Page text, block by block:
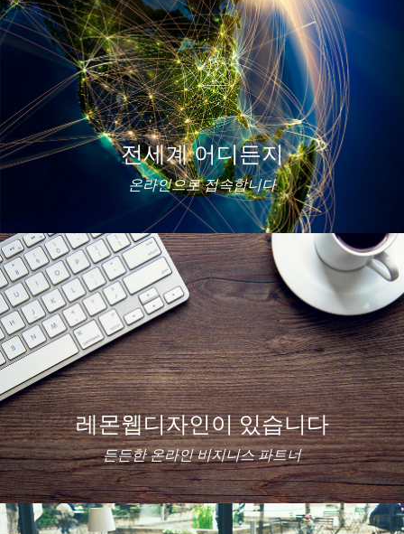
전세계 어디든지
온라인으로 접속합니다
레몬웹디자인이 있습니다
든든한 온라인 비지니스 파트너